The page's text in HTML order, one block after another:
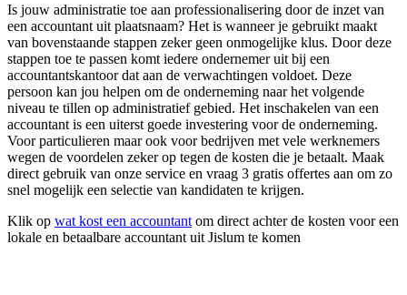
Is jouw administratie toe aan professionalisering door de inzet van
een accountant uit plaatsnaam? Het is wanneer je gebruikt maakt
van bovenstaande stappen zeker geen onmogelijke klus. Door deze
stappen toe te passen komt iedere ondernemer uit bij een
accountantskantoor dat aan de verwachtingen voldoet. Deze
persoon kan jou helpen om de onderneming naar het volgende
niveau te tillen op administratief gebied. Het inschakelen van een
accountant is een uiterst goede investering voor de onderneming.
Voor particulieren maar ook voor bedrijven met vele werknemers
wegen de voordelen zeker op tegen de kosten die je betaalt. Maak
direct gebruik van onze service en vraag 3 gratis offertes aan om zo
snel mogelijk een selectie van kandidaten te krijgen.
Klik op wat kost een accountant om direct achter de kosten voor een
lokale en betaalbare accountant uit Jislum te komen